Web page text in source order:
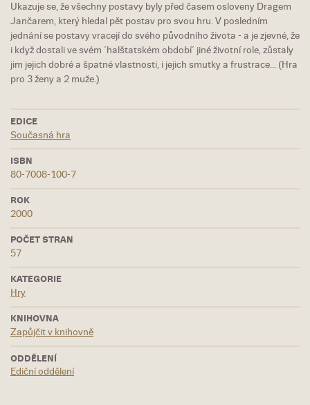
Ukazuje se, že všechny postavy byly před časem osloveny Dragem
Jančarem, který hledal pět postav pro svou hru. V posledním
jednání se postavy vracejí do svého původního života - a je zjevné, že
i když dostali ve svém ´halštatském období´ jiné životní role, zůstaly
jim jejich dobré a špatné vlastnosti, i jejich smutky a frustrace... (Hra
pro 3 ženy a 2 muže.)
EDICE
Současná hra
ISBN
80-7008-100-7
ROK
2000
POČET STRAN
57
KATEGORIE
Hry
KNIHOVNA
Zapůjčit v knihovně
ODDĚLENÍ
Ediční oddělení